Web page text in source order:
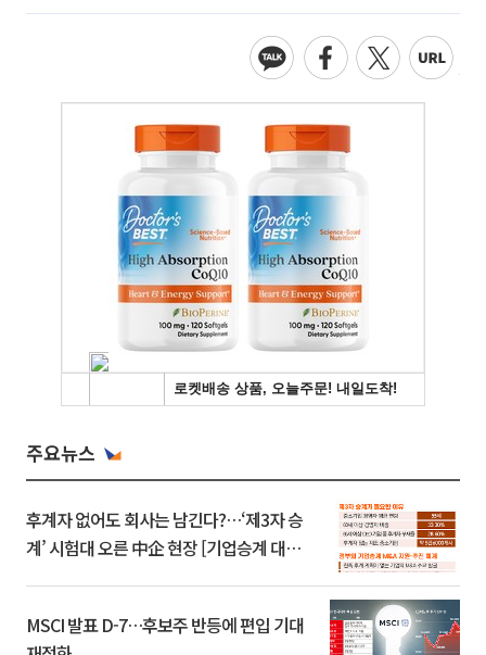
주요뉴스
후계자 없어도 회사는 남긴다?…‘제3자 승
계’ 시험대 오른 中企 현장 [기업승계 대전
MSCI 발표 D-7…후보주 반등에 편입 기대